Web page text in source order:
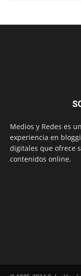
Medios y Redes es
experiencia en
digitales que ofrece
contenidos online.